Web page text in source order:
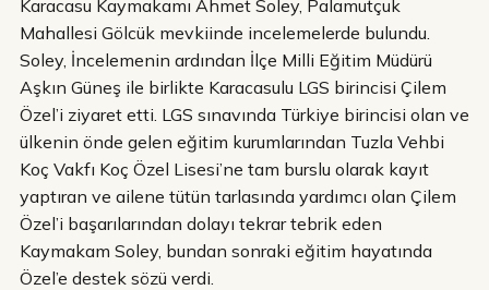
Karacasu Kaymakamı Ahmet Soley, Palamutçuk
Mahallesi Gölcük mevkiinde incelemelerde bulundu.
Soley, İncelemenin ardından İlçe Milli Eğitim Müdürü
Aşkın Güneş ile birlikte Karacasulu LGS birincisi Çilem
Özel’i ziyaret etti. LGS sınavında Türkiye birincisi olan ve
ülkenin önde gelen eğitim kurumlarından Tuzla Vehbi
Koç Vakfı Koç Özel Lisesi’ne tam burslu olarak kayıt
yaptıran ve ailene tütün tarlasında yardımcı olan Çilem
Özel’i başarılarından dolayı tekrar tebrik eden
Kaymakam Soley, bundan sonraki eğitim hayatında
Özel’e destek sözü verdi.